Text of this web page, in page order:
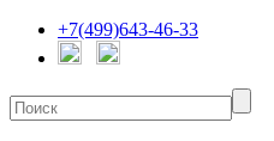
+7(499)643-46-33